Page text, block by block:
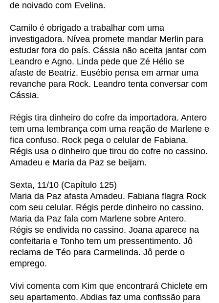
de noivado com Evelina.
Camilo é obrigado a trabalhar com uma
investigadora. Nívea promete mandar Merlin para
estudar fora do país. Cássia não aceita jantar com
Leandro e Agno. Linda pede que Zé Hélio se
afaste de Beatriz. Eusébio pensa em armar uma
revanche para Rock. Leandro tenta conversar com
Cássia.
Régis tira dinheiro do cofre da importadora. Antero
tem uma lembrança com uma reação de Marlene e
fica confuso. Rock pega o celular de Fabiana.
Régis usa o dinheiro que tirou do cofre no cassino.
Amadeu e Maria da Paz se beijam.
Sexta, 11/10 (Capítulo 125)
Maria da Paz afasta Amadeu. Fabiana flagra Rock
com seu celular. Régis perde dinheiro no cassino.
Maria da Paz fala com Marlene sobre Antero.
Régis se endivida no cassino. Joana aparece na
confeitaria e Tonho tem um pressentimento. Jô
reclama de Téo para Carmelinda. Jô perde o
emprego.
Vivi comenta com Kim que encontrará Chiclete em
seu apartamento. Abdias faz uma confissão para